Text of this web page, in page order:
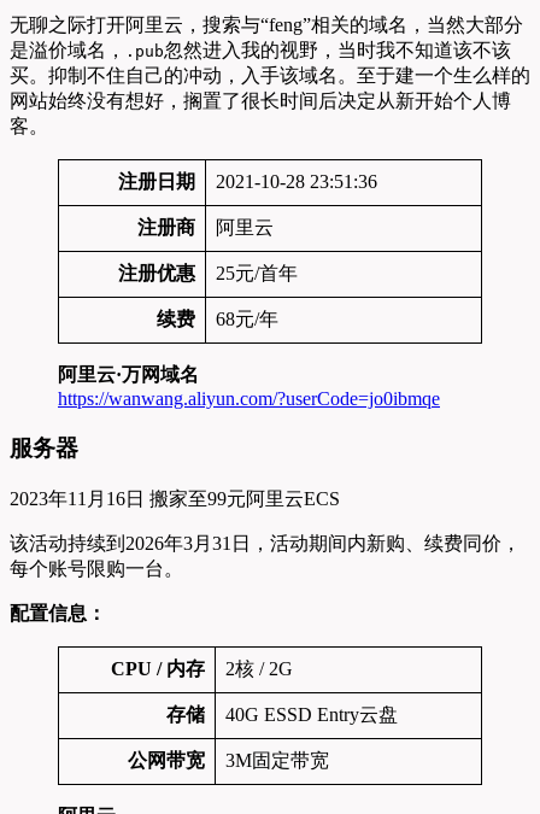
无聊之际打开阿里云，搜索与“feng”相关的域名，当然大部分
是溢价域名，
.pub忽然进入我的视野，当时我不知道该不该
买。抑制不住自己的冲动，入手该域名。至于建一个生么样的
网站始终没有想好，搁置了很长时间后决定从新开始个人博
客。
注册日期 2021-10-28 23:51:36
注册商 阿里云
注册优惠 25元/首年
续费 68元/年
阿里云·万网域名
https://wanwang.aliyun.com/?userCode=jo0ibmqe
服务器
2023年11月16日 搬家至99元阿里云ECS
该活动持续到2026年3月31日，活动期间内新购、续费同价，
每个账号限购一台。
配置信息：
CPU / 内存 2核 / 2G
存储 40G ESSD Entry云盘
公网带宽 3M固定带宽